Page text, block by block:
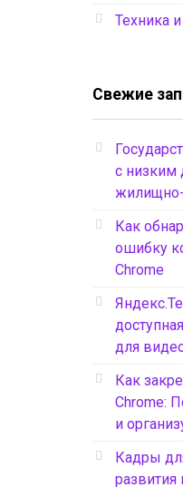
Техника
Свежие
с низким
Как
ошибку
Chrome
для
Как
Chrome:
и
Кадры
развития